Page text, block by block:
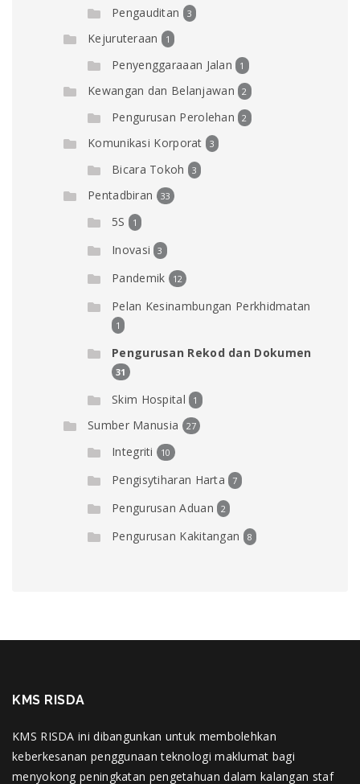
Pengauditan 3
Kejuruteraan 1
Penyenggaraaan Jalan 1
Kewangan dan Belanjawan 2
Pengurusan Perolehan 2
Komunikasi Korporat 3
Bicara Tokoh 3
Pentadbiran 33
5S 1
Inovasi 3
Pandemik 12
Pelan Kesinambungan Perkhidmatan
1
Pengurusan Rekod dan Dokumen
31
Skim Hospital 1
Sumber Manusia 27
Integriti 10
Pengisytiharan Harta 7
Pengurusan Aduan 2
Pengurusan Kakitangan 8
KMS RISDA
KMS RISDA ini dibangunkan untuk membolehkan
keberkesanan penggunaan teknologi maklumat bagi
menyokong peningkatan pengetahuan dalam kalangan staf